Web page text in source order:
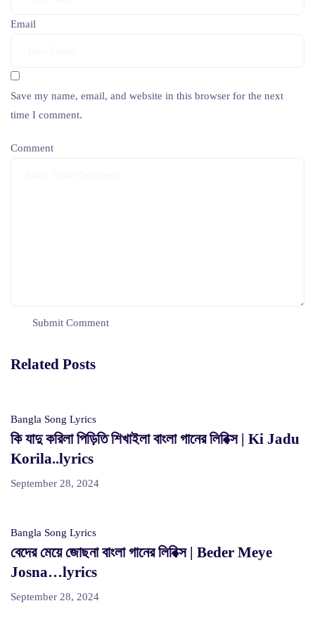
Email
Save my name, email, and website in this browser for the next
time I comment.
Comment
Related Posts
Bangla Song Lyrics
কি যাদু করিলা পিড়িতি শিখাইলা বাংলা গানের লিরিক্স | Ki Jadu
Korila..lyrics
September 28, 2024
Bangla Song Lyrics
বেদের মেয়ে জোছনা বাংলা গানের লিরিক্স | Beder Meye
Josna…lyrics
September 28, 2024